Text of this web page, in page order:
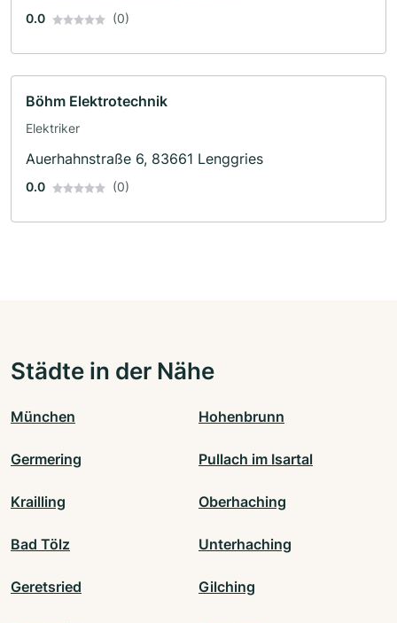
0.0 (0)
Böhm Elektrotechnik
Elektriker
Auerhahnstraße 6, 83661 Lenggries
0.0 (0)
Städte in der Nähe
München Hohenbrunn
Germering Pullach im Isartal
Krailling Oberhaching
Bad Tölz Unterhaching
Geretsried Gilching